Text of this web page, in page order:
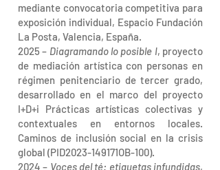
mediante convocatoria competitiva para
exposición individual, Espacio Fundación
La Posta, Valencia, España.
2025 – Diagramando lo posible I, proyecto
de mediación artística con personas en
régimen penitenciario de tercer grado,
desarrollado en el marco del proyecto
I+D+i Prácticas artísticas colectivas y
contextuales en entornos locales.
Caminos de inclusión social en la crisis
global (PID2023-149171OB-100).
2024 – Voces del té: etiquetas infundidas,